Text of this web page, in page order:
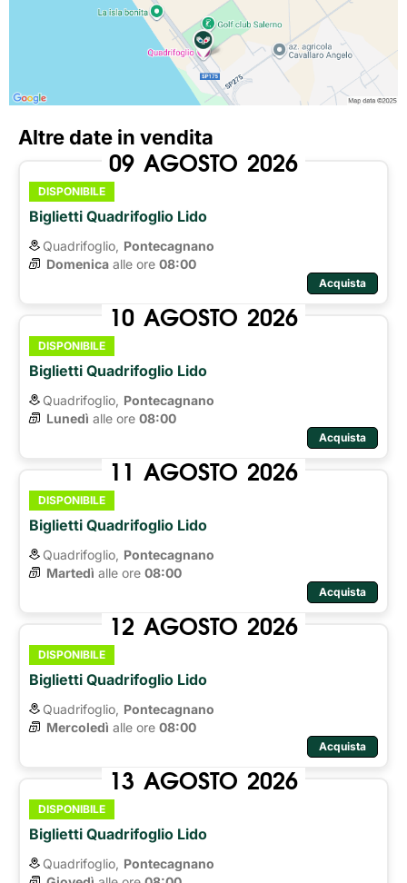
Altre date in vendita
09 AGOSTO 2026
DISPONIBILE
Biglietti Quadrifoglio Lido
Quadrifoglio, Pontecagnano
Domenica alle ore 08:00
Acquista
10 AGOSTO 2026
DISPONIBILE
Biglietti Quadrifoglio Lido
Quadrifoglio, Pontecagnano
Lunedì alle ore 08:00
Acquista
11 AGOSTO 2026
DISPONIBILE
Biglietti Quadrifoglio Lido
Quadrifoglio, Pontecagnano
Martedì alle ore 08:00
Acquista
12 AGOSTO 2026
DISPONIBILE
Biglietti Quadrifoglio Lido
Quadrifoglio, Pontecagnano
Mercoledì alle ore 08:00
Acquista
13 AGOSTO 2026
DISPONIBILE
Biglietti Quadrifoglio Lido
Quadrifoglio, Pontecagnano